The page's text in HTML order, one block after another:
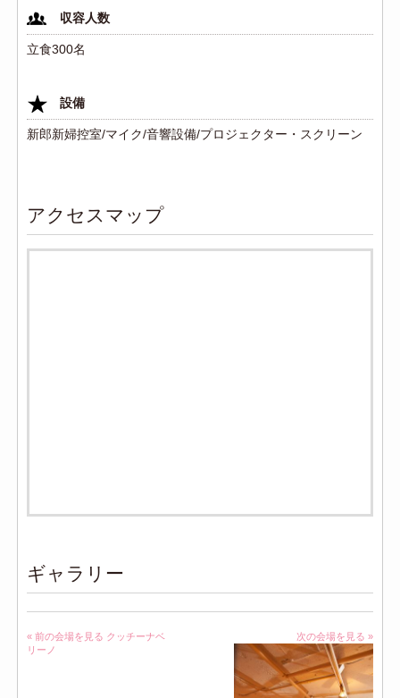
収容人数
立食300名
設備
新郎新婦控室/マイク/音響設備/プロジェクター・スクリーン
アクセスマップ
ギャラリー
« 前の会場を見る クッチーナベ
リーノ
次の会場を見る »